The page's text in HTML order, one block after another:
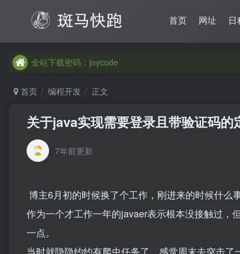
首页 网址 日
全站下载密码：joycode
全站下载密码：joycode
首页 编程开发 正文
关于java实现需要登录且带验证码
7年前更新
博主6月初的时候换了个工作，刚进来的时候什么
作为一个才工作一年的javaer表示根本没接触过，
一点。